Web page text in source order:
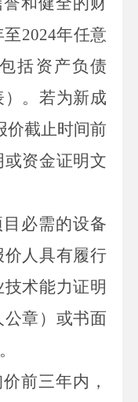
至2024年任意
括资产负债
。若为新成
价截止时间前
资金证明文
必需的设备
价人具有履行
术能力证明
公章）或书面
前三年内，